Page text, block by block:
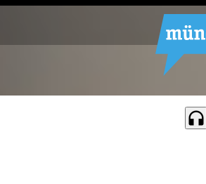
headphones